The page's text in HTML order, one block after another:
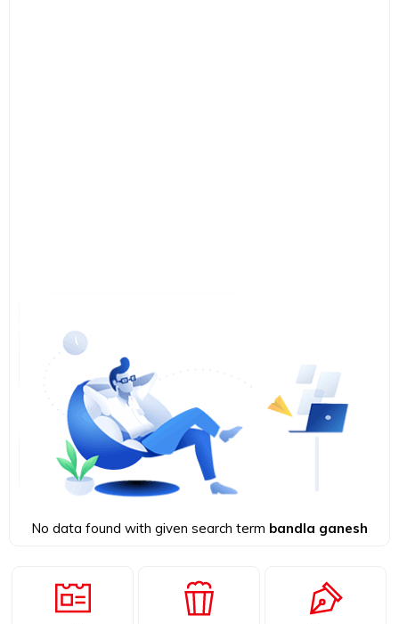
No data found with given search term bandla ganesh